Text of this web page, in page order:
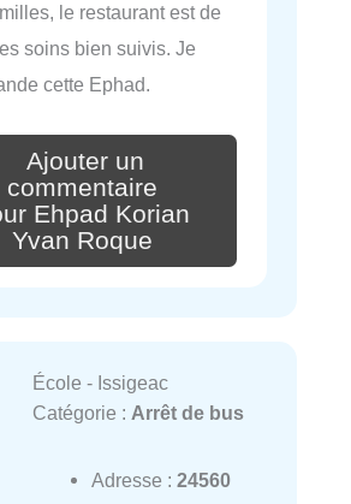
le restaurant est de
soins bien suivis. Je
cette Ephad.
Ajouter un
commentaire
Ehpad Korian
Yvan Roque
École - Issigeac
Catégorie : Arrêt de bus
Adresse : 24560